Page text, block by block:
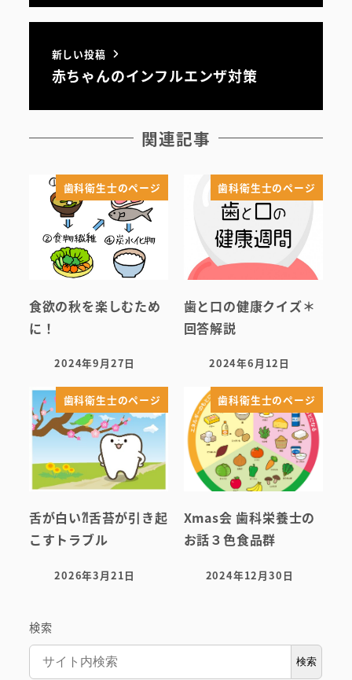
初めての方へ
院内ツアー
新しい投稿
赤ちゃんのインフルエンザ対策
関連記事
歯科衛生士のページ
食欲の秋を楽しむため
に！
投稿日
2024年9月27日
歯科衛生士のページ
歯と口の健康クイズ＊
回答解説
投稿日
2024年6月12日
歯科衛生士のページ
舌が白い⁈舌苔が引き起
こすトラブル
投稿日
2026年3月21日
歯科衛生士のページ
Xmas会 歯科栄養士の
お話３色食品群
投稿日
2024年12月30日
検索
検索